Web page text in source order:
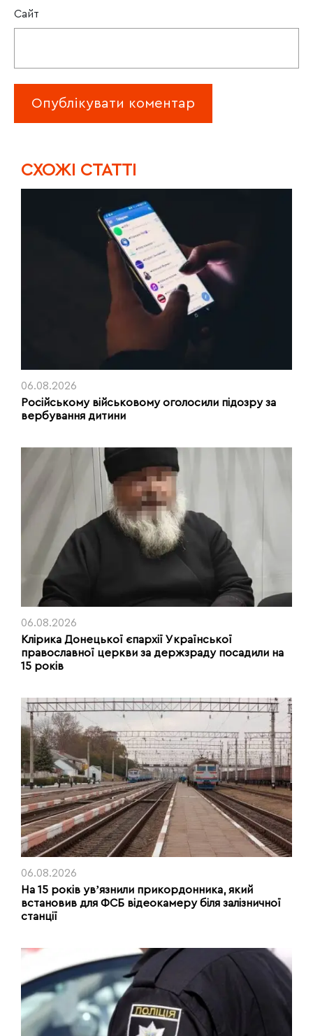
Сайт
CХОЖІ СТАТТІ
06.08.2026
Російському військовому оголосили підозру за
вербування дитини
06.08.2026
Клірика Донецької єпархії Української
православної церкви за держзраду посадили на
15 років
06.08.2026
На 15 років увʼязнили прикордонника, який
встановив для ФСБ відеокамеру біля залізничної
станції